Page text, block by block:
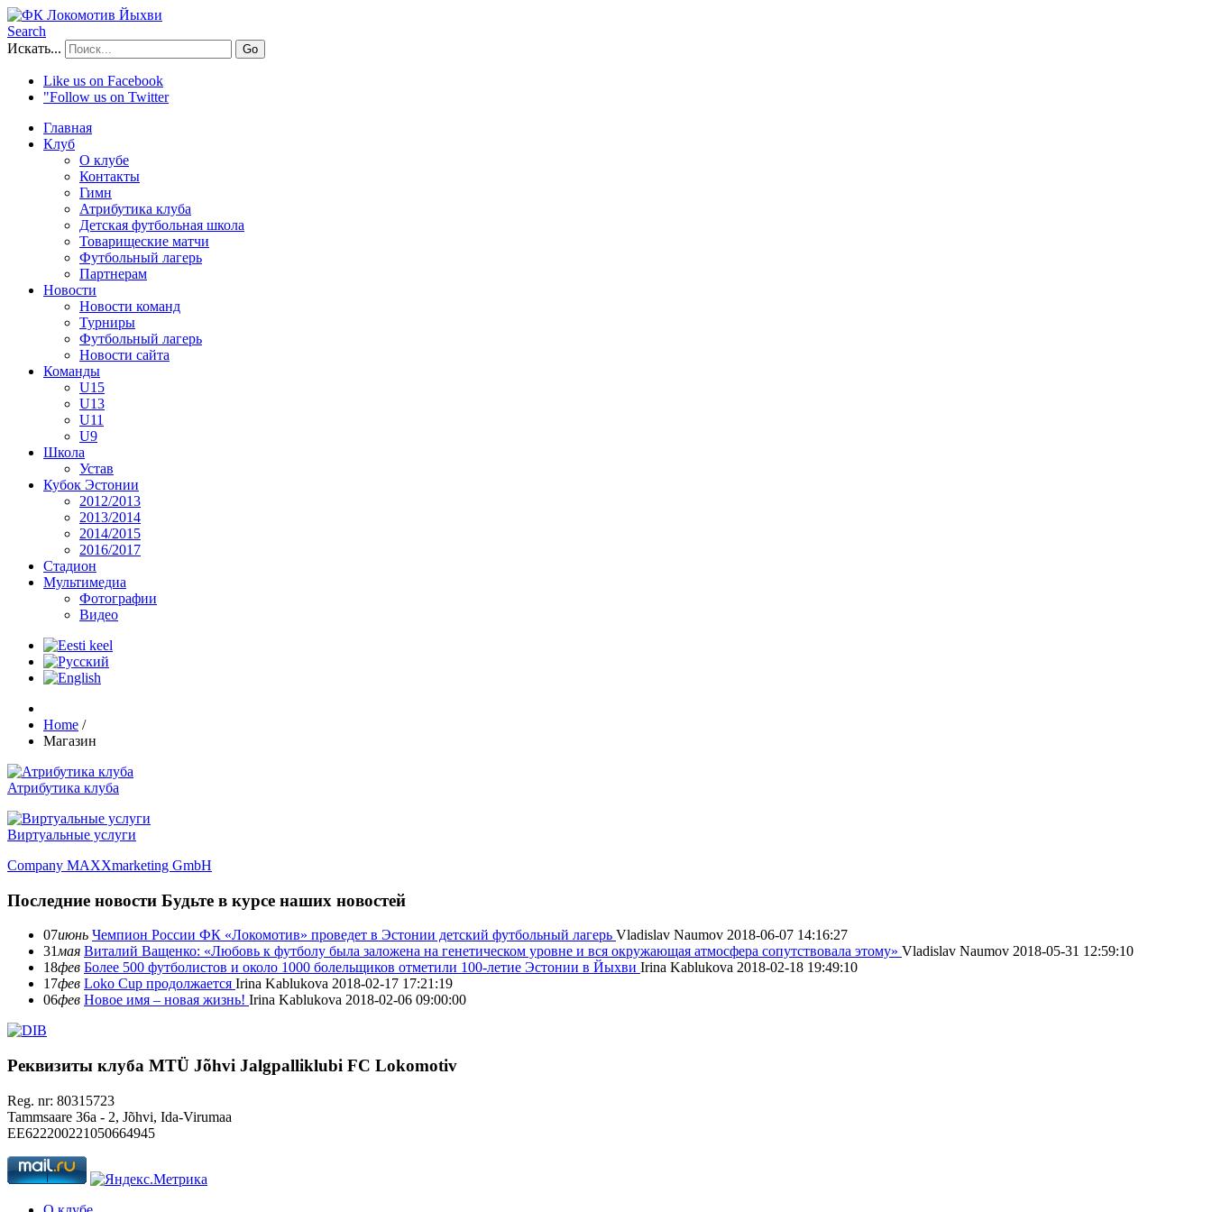
Search
Искать...
Go
Like us on Facebook
"Follow us on Twitter
Главная
Клуб
О клубе
Контакты
Гимн
Атрибутика клуба
Детская футбольная школа
Товарищеские матчи
Футбольный лагерь
Партнерам
Новости
Новости команд
Турниры
Футбольный лагерь
Новости сайта
Команды
U15
U13
U11
U9
Школа
Устав
Кубок Эстонии
2012/2013
2013/2014
2014/2015
2016/2017
Стадион
Мультимедиа
Фотографии
Видео
Home /
Магазин
Атрибутика клуба
Виртуальные услуги
Company MAXXmarketing GmbH
Последние новости Будьте в курсе наших новостей
07июнь Чемпион России ФК «Локомотив» проведет в Эстонии детский футбольный лагерь Vladislav Naumov 2018-06-07 14:16:27
31мая Виталий Ващенко: «Любовь к футболу была заложена на генетическом уровне и вся окружающая атмосфера сопутствовала этому» Vladislav Naumov 2018-05-31 12:59:10
18фев Более 500 футболистов и около 1000 болельщиков отметили 100-летие Эстонии в Йыхви Irina Kablukova 2018-02-18 19:49:10
17фев Loko Cup продолжается Irina Kablukova 2018-02-17 17:21:19
06фев Новое имя – новая жизнь! Irina Kablukova 2018-02-06 09:00:00
Реквизиты клуба MTÜ Jõhvi Jalgpalliklubi FC Lokomotiv
Reg. nr: 80315723
Tammsaare 36a - 2, Jõhvi, Ida-Virumaa
EE622200221050664945